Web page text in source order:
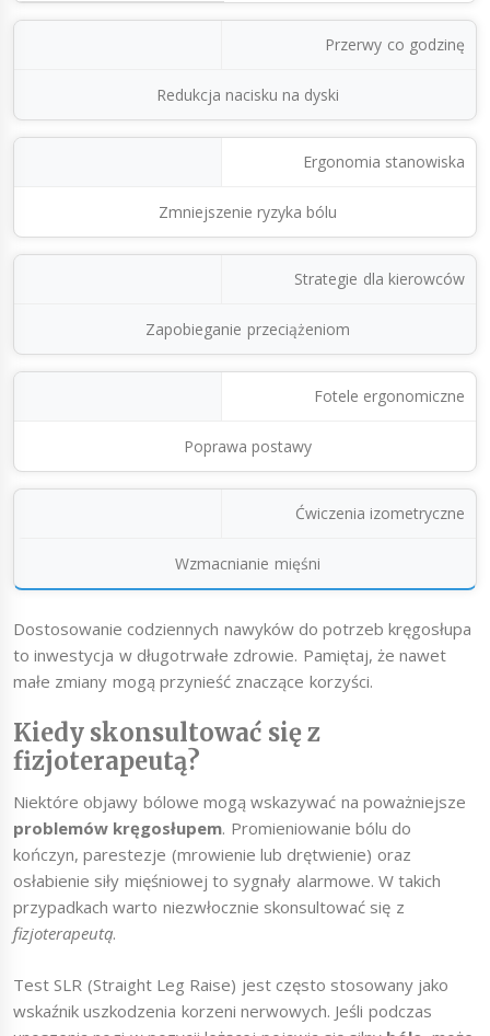
Przerwy co godzinę
Redukcja nacisku na dyski
Ergonomia stanowiska
Zmniejszenie ryzyka bólu
Strategie dla kierowców
Zapobieganie przeciążeniom
Fotele ergonomiczne
Poprawa postawy
Ćwiczenia izometryczne
Wzmacnianie mięśni
Dostosowanie codziennych nawyków do potrzeb kręgosłupa
to inwestycja w długotrwałe zdrowie. Pamiętaj, że nawet
małe zmiany mogą przynieść znaczące korzyści.
Kiedy skonsultować się z
fizjoterapeutą?
Niektóre objawy bólowe mogą wskazywać na poważniejsze
problemów kręgosłupem. Promieniowanie bólu do
kończyn, parestezje (mrowienie lub drętwienie) oraz
osłabienie siły mięśniowej to sygnały alarmowe. W takich
przypadkach warto niezwłocznie skonsultować się z
fizjoterapeutą.
Test SLR (Straight Leg Raise) jest często stosowany jako
wskaźnik uszkodzenia korzeni nerwowych. Jeśli podczas